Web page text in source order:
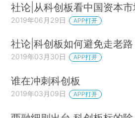
社论|从科创板看中国资本
2019年06月29日 APP打开
社论|科创板如何避免走老路
2019年03月30日 APP打开
谁在冲刺科创板
2019年03月09日 APP打开